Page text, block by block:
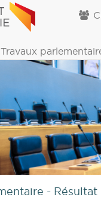
Travaux
-